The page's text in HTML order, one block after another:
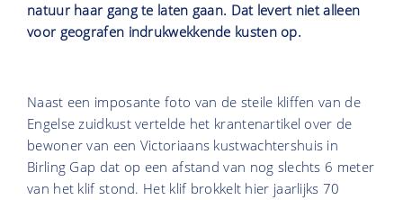
natuur haar gang te laten gaan. Dat levert niet alleen
voor geografen indrukwekkende kusten op.
Naast een imposante foto van de steile kliffen van de
Engelse zuidkust vertelde het krantenartikel over de
bewoner van een Victoriaans kustwachtershuis in
Birling Gap dat op een afstand van nog slechts 6 meter
van het klif stond. Het klif brokkelt hier jaarlijks 70